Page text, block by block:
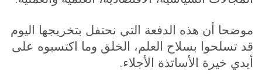
موضحا أن هذه الدفعة التي نحتفل بتخريجها اليوم
قد تسلحوا بسلاح العلم، الخلق وما اكتسبوه على
أيدي خيرة الأساتذة الأجلاء.